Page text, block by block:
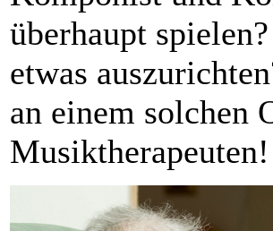
überhaupt
etwas
an einem solchen
Musiktherapeuten!